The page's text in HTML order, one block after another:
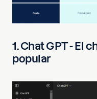
1. Chat GPT - El
popular